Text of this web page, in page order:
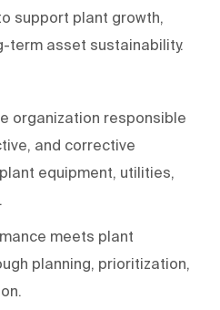
support plant growth,
term asset sustainability.
organization responsible
and corrective
equipment, utilities,
meets plant
planning, prioritization,